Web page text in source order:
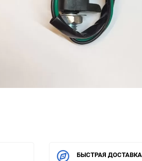
БЫСТРАЯ ДОСТАВКА